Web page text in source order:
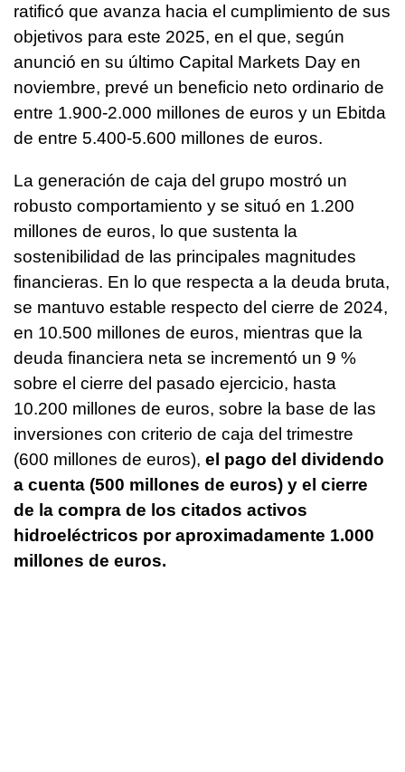
ratificó que avanza hacia el cumplimiento de sus
objetivos para este 2025, en el que, según
anunció en su último Capital Markets Day en
noviembre, prevé un beneficio neto ordinario de
entre 1.900-2.000 millones de euros y un Ebitda
de entre 5.400-5.600 millones de euros.
La generación de caja del grupo mostró un
robusto comportamiento y se situó en 1.200
millones de euros, lo que sustenta la
sostenibilidad de las principales magnitudes
financieras. En lo que respecta a la deuda bruta,
se mantuvo estable respecto del cierre de 2024,
en 10.500 millones de euros, mientras que la
deuda financiera neta se incrementó un 9 %
sobre el cierre del pasado ejercicio, hasta
10.200 millones de euros, sobre la base de las
inversiones con criterio de caja del trimestre
(600 millones de euros), el pago del dividendo
a cuenta (500 millones de euros) y el cierre
de la compra de los citados activos
hidroeléctricos por aproximadamente 1.000
millones de euros.